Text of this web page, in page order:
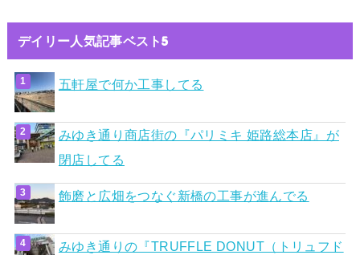
デイリー人気記事ベスト5
五軒屋で何か工事してる
みゆき通り商店街の『パリミキ 姫路総本店』が
閉店してる
飾磨と広畑をつなぐ新橋の工事が進んでる
みゆき通りの『TRUFFLE DONUT（トリュフド